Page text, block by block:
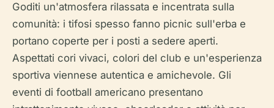
Goditi un'atmosfera rilassata e incentrata sulla
comunità: i tifosi spesso fanno picnic sull'erba e
portano coperte per i posti a sedere aperti.
Aspettati cori vivaci, colori del club e un'esperienza
sportiva viennese autentica e amichevole. Gli
eventi di football americano presentano